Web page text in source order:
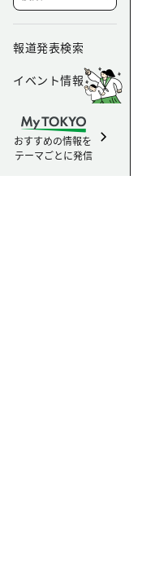
報道発表検索
イベント情報
おすすめの情報を
テーマごとに発信